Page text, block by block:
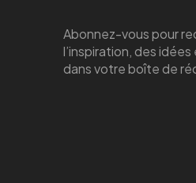
Abonnez-vous pour
l’inspiration, des
dans votre boîte de